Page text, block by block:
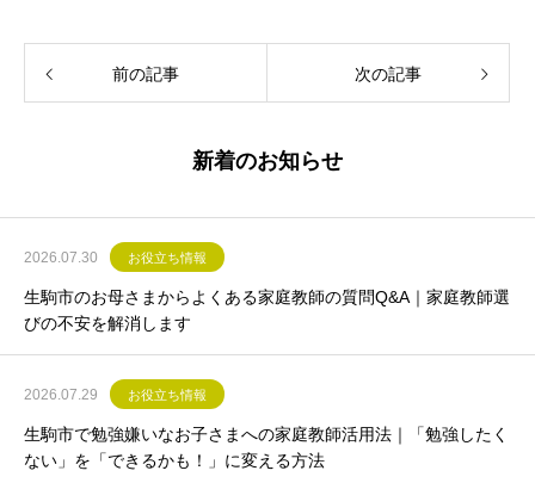
前の記事 次の記事
新着のお知らせ
2026.07.30 お役立ち情報
生駒市のお母さまからよくある家庭教師の質問Q&A｜家庭教師選
びの不安を解消します
2026.07.29 お役立ち情報
生駒市で勉強嫌いなお子さまへの家庭教師活用法｜「勉強したく
ない」を「できるかも！」に変える方法